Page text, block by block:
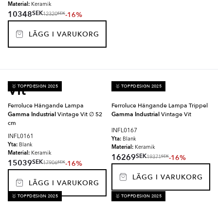
Material: Keramik
10348SEK12320SEK-16%
LÄGG I VARUKORG
Vit
🥇 TOPPDESIGN 2025
Ferroluce Hängande Lampa
Gamma IndustrialVintage Vit ∅ 52
cm
INFL0161
Yta: Blank
Material: Keramik
15039SEK17906SEK-16%
LÄGG I VARUKORG
🥇 TOPPDESIGN 2025
Ferroluce Hängande Lampa Trippel
Gamma IndustrialVintage Vit
INFL0167
Yta: Blank
Material: Keramik
16269SEK19371SEK-16%
LÄGG I VARUKORG
🥇 TOPPDESIGN 2025 🥇 TOPPDESIGN 2025